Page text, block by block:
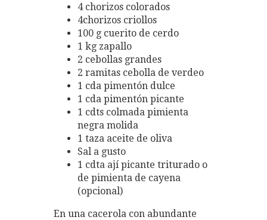
4 chorizos colorados
4chorizos criollos
100 g cuerito de cerdo
1 kg zapallo
2 cebollas grandes
2 ramitas cebolla de verdeo
1 cda pimentón dulce
1 cda pimentón picante
1 cdts colmada pimienta
negra molida
1 taza aceite de oliva
Sal a gusto
1 cdta ají picante triturado o
de pimienta de cayena
(opcional)
En una cacerola con abundante